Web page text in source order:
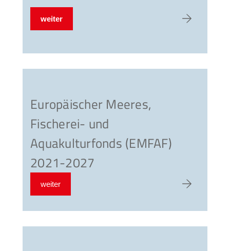
weiter
zum
Europäischer Meeres,
Fischerei- und
Aquakulturfonds (EMFAF)
2021-2027
weiter
zum